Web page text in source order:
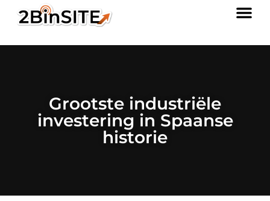
Grootste industriële
investering in Spaanse
historie